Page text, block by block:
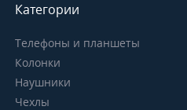
Категории
Телефоны и планшеты
Колонки
Наушники
Чехлы